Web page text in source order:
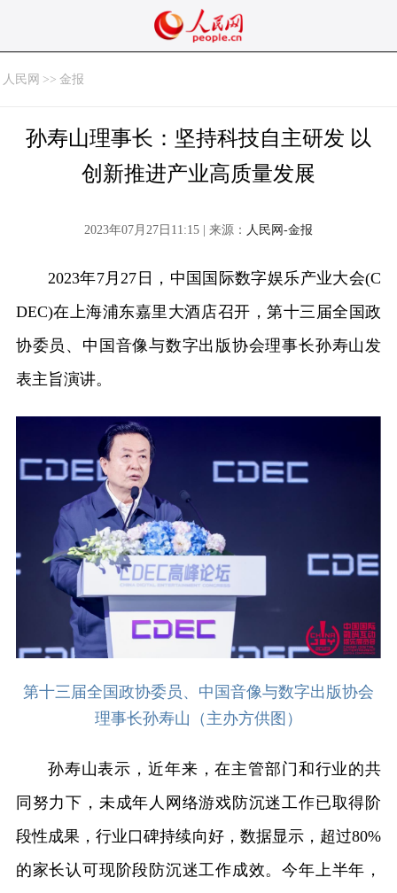
人民网 >> 金报
孙寿山理事长：坚持科技自主研发 以
创新推进产业高质量发展
2023年07月27日11:15 | 来源： 人民网-金报
2023年7月27日，中国国际数字娱乐产业大会(C
DEC)在上海浦东嘉里大酒店召开，第十三届全国政
协委员、中国音像与数字出版协会理事长孙寿山发
表主旨演讲。
第十三届全国政协委员、中国音像与数字出版协会
理事长孙寿山（主办方供图）
孙寿山表示，近年来，在主管部门和行业的共
同努力下，未成年人网络游戏防沉迷工作已取得阶
段性成果，行业口碑持续向好，数据显示，超过80%
的家长认可现阶段防沉迷工作成效。今年上半年，